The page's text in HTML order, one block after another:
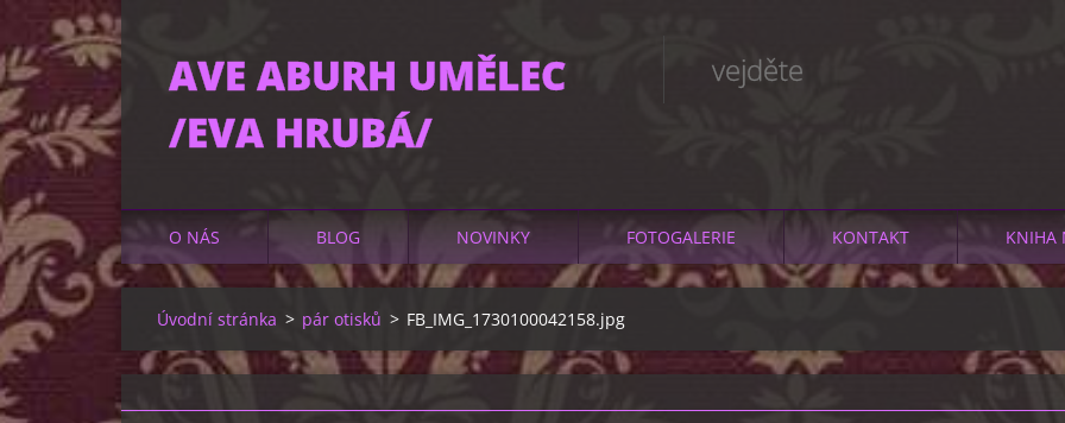
AVE ABURH UMĚLEC
/EVA HRUBÁ/
vejděte
O NÁS BLOG NOVINKY FOTOGALERIE KONTAKT KNIHA
Úvodní stránka > pár otisků > FB_IMG_1730100042158.jpg